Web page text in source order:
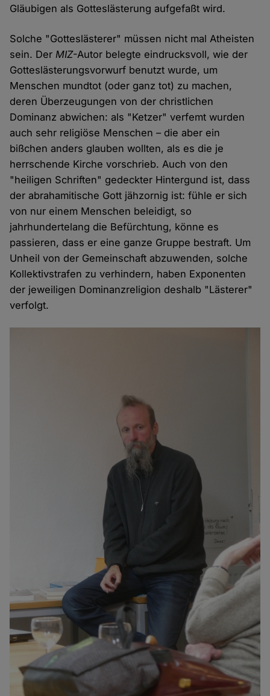
Gläubigen als Gotteslästerung aufgefaßt wird.
Solche "Gotteslästerer" müssen nicht mal Atheisten
sein. DerMIZ-Autor belegte eindrucksvoll, wie der
Gotteslästerungsvorwurf benutzt wurde, um
Menschen mundtot (oder ganz tot) zu machen,
deren Überzeugungen von der christlichen
Dominanz abwichen: als "Ketzer" verfemt wurden
auch sehr religiöse Menschen – die aber ein
bißchen anders glauben wollten, als es die je
herrschende Kirche vorschrieb. Auch von den
"heiligen Schriften" gedeckter Hintergund ist, dass
der abrahamitische Gott jähzornig ist: fühle er sich
von nur einem Menschen beleidigt, so
jahrhundertelang die Befürchtung, könne es
passieren, dass er eine ganze Gruppe bestraft. Um
Unheil von der Gemeinschaft abzuwenden, solche
Kollektivstrafen zu verhindern, haben Exponenten
der jeweiligen Dominanzreligion deshalb "Lästerer"
verfolgt.